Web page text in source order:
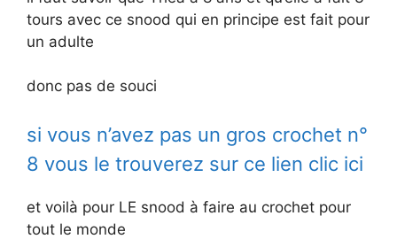
tours avec ce snood qui en principe est fait pour
un adulte
donc pas de souci
si vous n’avez pas un gros crochet n°
8 vous le trouverez sur ce lien clic ici
et voilà pour LE snood à faire au crochet pour
tout le monde